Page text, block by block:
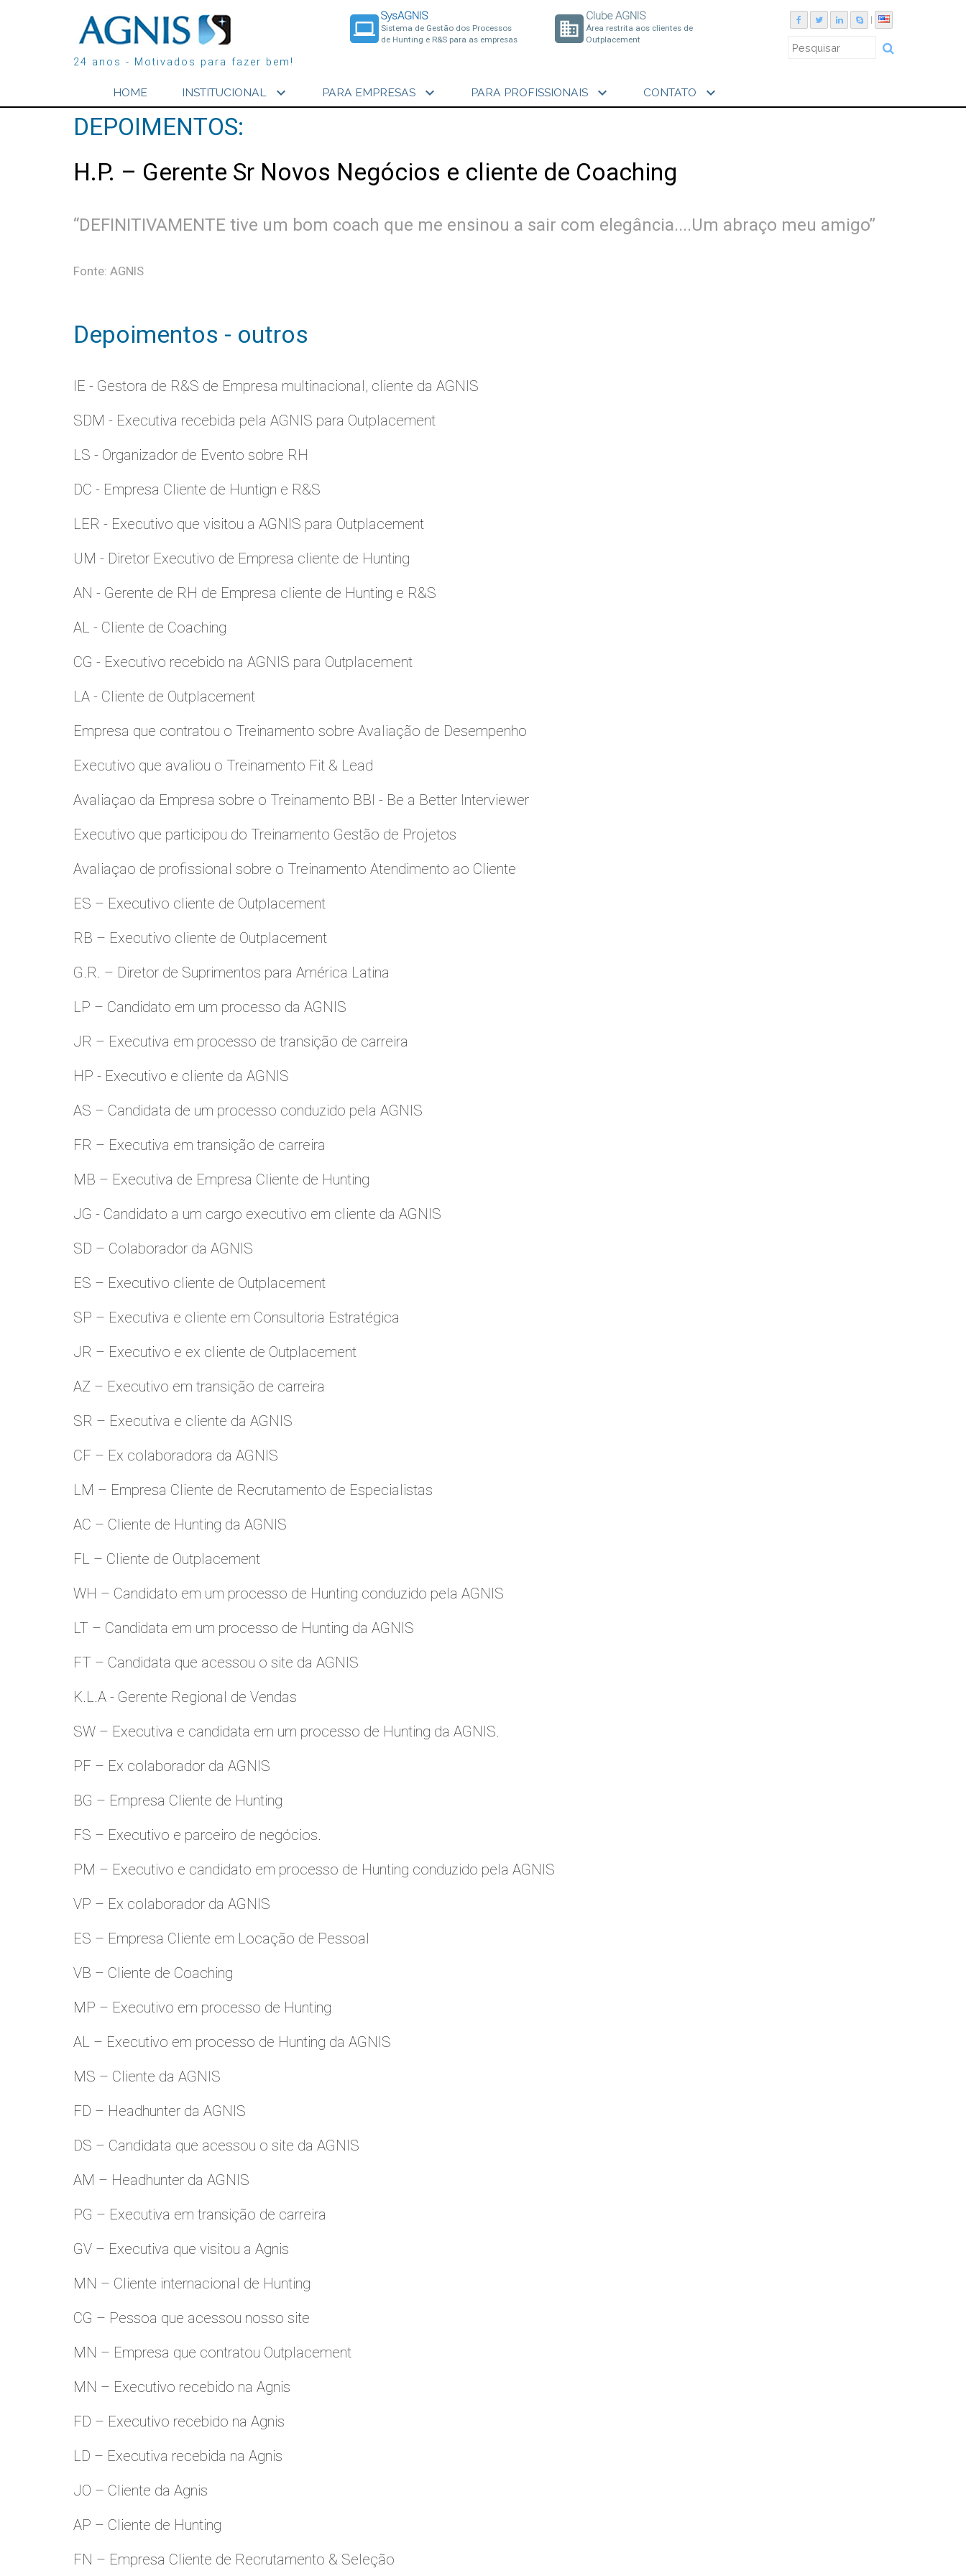
24 anos - Motivados para fazer bem!
laptop
SysAGNIS
Sistema de Gestão dos Processos
de Hunting e R&S para as empresas
business
Clube AGNIS
Área restrita aos clientes de
Outplacement
HOME INSTITUCIONAL expand_more PARA EMPRESAS expand_more PARA PROFISSIONAIS expand_more CONTATO expand_more
DEPOIMENTOS:
H.P. – Gerente Sr Novos Negócios e cliente de Coaching
“DEFINITIVAMENTE tive um bom coach que me ensinou a sair com elegância....Um abraço meu amigo”
Fonte: AGNIS
Depoimentos - outros
IE - Gestora de R&S de Empresa multinacional, cliente da AGNIS
SDM - Executiva recebida pela AGNIS para Outplacement
LS - Organizador de Evento sobre RH
DC - Empresa Cliente de Huntign e R&S
LER - Executivo que visitou a AGNIS para Outplacement
UM - Diretor Executivo de Empresa cliente de Hunting
AN - Gerente de RH de Empresa cliente de Hunting e R&S
AL - Cliente de Coaching
CG - Executivo recebido na AGNIS para Outplacement
LA - Cliente de Outplacement
Empresa que contratou o Treinamento sobre Avaliação de Desempenho
Executivo que avaliou o Treinamento Fit & Lead
Avaliaçao da Empresa sobre o Treinamento BBI - Be a Better Interviewer
Executivo que participou do Treinamento Gestão de Projetos
Avaliaçao de profissional sobre o Treinamento Atendimento ao Cliente
ES – Executivo cliente de Outplacement
RB – Executivo cliente de Outplacement
G.R. – Diretor de Suprimentos para América Latina
LP – Candidato em um processo da AGNIS
JR – Executiva em processo de transição de carreira
HP - Executivo e cliente da AGNIS
AS – Candidata de um processo conduzido pela AGNIS
FR – Executiva em transição de carreira
MB – Executiva de Empresa Cliente de Hunting
JG - Candidato a um cargo executivo em cliente da AGNIS
SD – Colaborador da AGNIS
ES – Executivo cliente de Outplacement
SP – Executiva e cliente em Consultoria Estratégica
JR – Executivo e ex cliente de Outplacement
AZ – Executivo em transição de carreira
SR – Executiva e cliente da AGNIS
CF – Ex colaboradora da AGNIS
LM – Empresa Cliente de Recrutamento de Especialistas
AC – Cliente de Hunting da AGNIS
FL – Cliente de Outplacement
WH – Candidato em um processo de Hunting conduzido pela AGNIS
LT – Candidata em um processo de Hunting da AGNIS
FT – Candidata que acessou o site da AGNIS
K.L.A - Gerente Regional de Vendas
SW – Executiva e candidata em um processo de Hunting da AGNIS.
PF – Ex colaborador da AGNIS
BG – Empresa Cliente de Hunting
FS – Executivo e parceiro de negócios.
PM – Executivo e candidato em processo de Hunting conduzido pela AGNIS
VP – Ex colaborador da AGNIS
ES – Empresa Cliente em Locação de Pessoal
VB – Cliente de Coaching
MP – Executivo em processo de Hunting
AL – Executivo em processo de Hunting da AGNIS
MS – Cliente da AGNIS
FD – Headhunter da AGNIS
DS – Candidata que acessou o site da AGNIS
AM – Headhunter da AGNIS
PG – Executiva em transição de carreira
GV – Executiva que visitou a Agnis
MN – Cliente internacional de Hunting
CG – Pessoa que acessou nosso site
MN – Empresa que contratou Outplacement
MN – Executivo recebido na Agnis
FD – Executivo recebido na Agnis
LD – Executiva recebida na Agnis
JO – Cliente da Agnis
AP – Cliente de Hunting
FN – Empresa Cliente de Recrutamento & Seleção